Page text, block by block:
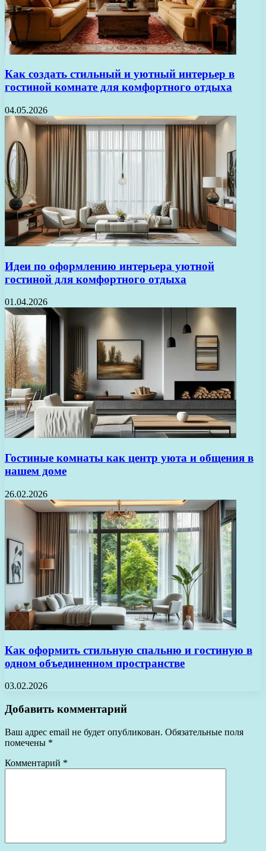
Как создать стильный и уютный интерьер в
гостиной комнате для комфортного отдыха
04.05.2026
Идеи по оформлению интерьера уютной
гостиной для комфортного отдыха
01.04.2026
Гостиные комнаты как центр уюта и общения в
нашем доме
26.02.2026
Как оформить стильную спальню и гостиную в
одном объединенном пространстве
03.02.2026
Добавить комментарий
Ваш адрес email не будет опубликован. Обязательные поля
помечены *
Комментарий *